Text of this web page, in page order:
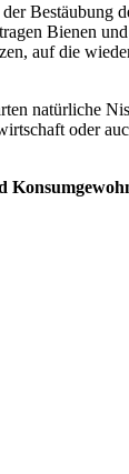
Bestäubung
Bienen
auf die
natürliche
oder